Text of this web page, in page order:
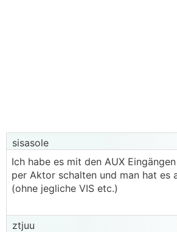
sisasole
Ich habe es mit den AUX
per Aktor schalten und man hat es
(ohne jegliche VIS etc.)
ztjuu